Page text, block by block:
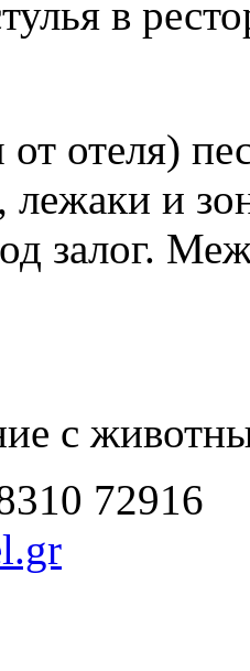
в
отеля)
лежаки и
залог.
с
72916